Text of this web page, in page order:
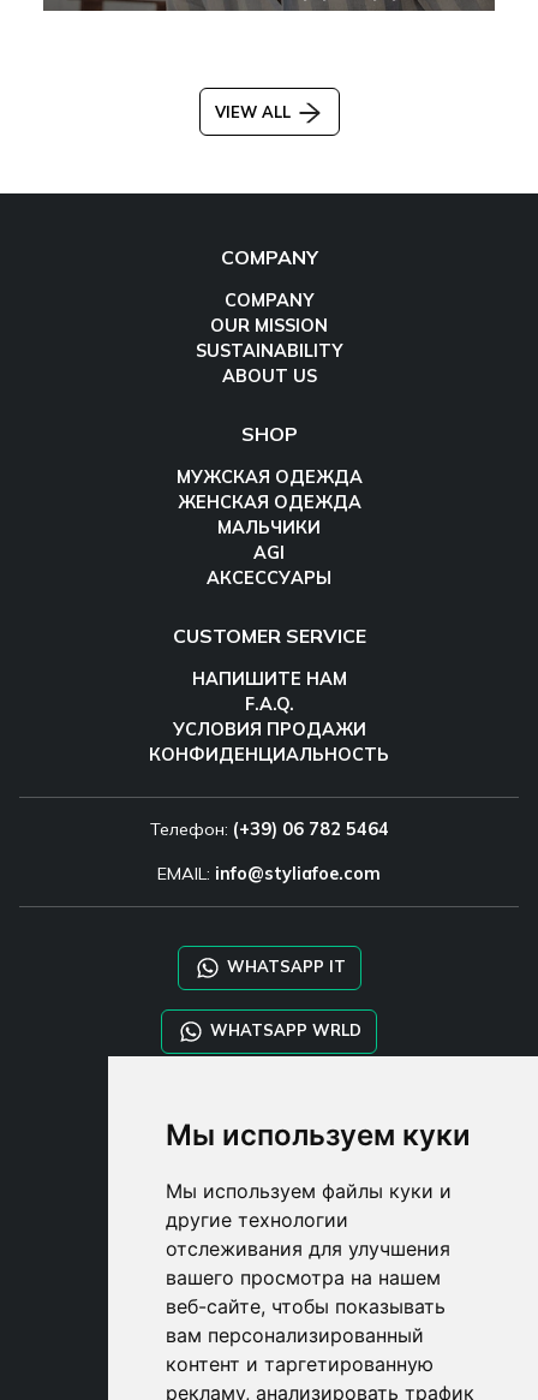
Мы используем куки
Мы используем файлы куки и
другие технологии
отслеживания для улучшения
вашего просмотра на нашем
веб-сайте, чтобы показывать
вам персонализированный
контент и таргетированную
рекламу, анализировать трафик
VIEW ALL
COMPANY
COMPANY
OUR MISSION
SUSTAINABILITY
ABOUT US
SHOP
МУЖСКАЯ ОДЕЖДА
ЖЕНСКАЯ ОДЕЖДА
МАЛЬЧИКИ
AGI
АКСЕССУАРЫ
CUSTOMER SERVICE
НАПИШИТЕ НАМ
F.A.Q.
УСЛОВИЯ ПРОДАЖИ
КОНФИДЕНЦИАЛЬНОСТЬ
Телефон: (+39) 06 782 5464
EMAIL: info@styliafoe.com
WHATSAPP IT
WHATSAPP WRLD
SHOP B2B
DROPSHIPPING
USER
SUBSCRIBE
ВОЙДИТЕ